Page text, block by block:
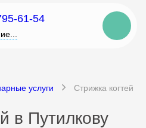
61-54
услуги Стрижка когтей
в Путилкову